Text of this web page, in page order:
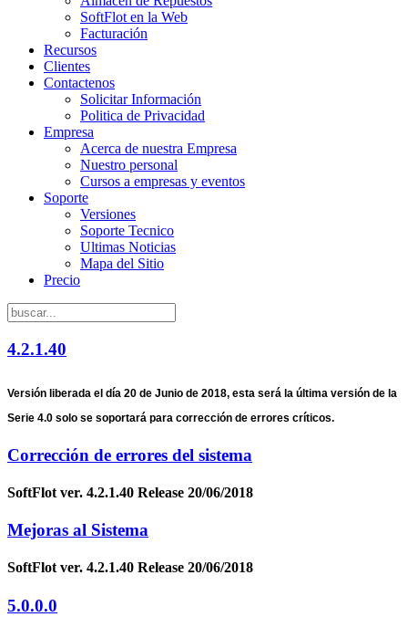
SoftFlot en la Web
Facturación
Recursos
Clientes
Contactenos
Solicitar Información
Politica de Privacidad
Empresa
Acerca de nuestra Empresa
Nuestro personal
Cursos a empresas y eventos
Soporte
Versiones
Soporte Tecnico
Ultimas Noticias
Mapa del Sitio
Precio
4.2.1.40
Versión liberada el día 20 de Junio de 2018, esta será la última versión de la
Serie 4.0 solo se soportará para corrección de errores críticos.
Corrección de errores del sistema
SoftFlot ver. 4.2.1.40 Release 20/06/2018
Mejoras al Sistema
SoftFlot ver. 4.2.1.40 Release 20/06/2018
5.0.0.0